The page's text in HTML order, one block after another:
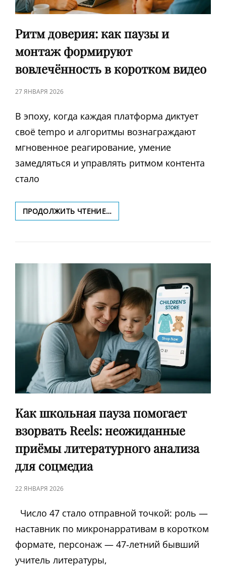
Ритм доверия: как паузы и
монтаж формируют
вовлечённость в коротком видео
ЗАПИСЬ
27 ЯНВАРЯ 2026
В эпоху, когда каждая платформа диктует
своё tempo и алгоритмы вознаграждают
мгновенное реагирование, умение
замедляться и управлять ритмом контента
стало
ПРОДОЛЖИТЬ ЧТЕНИЕ…
ДОВЕРИЯ:
ПАУЗЫ
МОНТАЖ
ФОРМИРУЮТ
ВОВЛЕЧЁННОСТЬ
КОРОТКОМ
ВИДЕО
Как школьная пауза помогает
взорвать Reels: неожиданные
приёмы литературного анализа
для соцмедиа
ЗАПИСЬ
22 ЯНВАРЯ 2026
Число 47 стало отправной точкой: роль —
наставник по микронарративам в коротком
формате, персонаж — 47‑летний бывший
учитель литературы,